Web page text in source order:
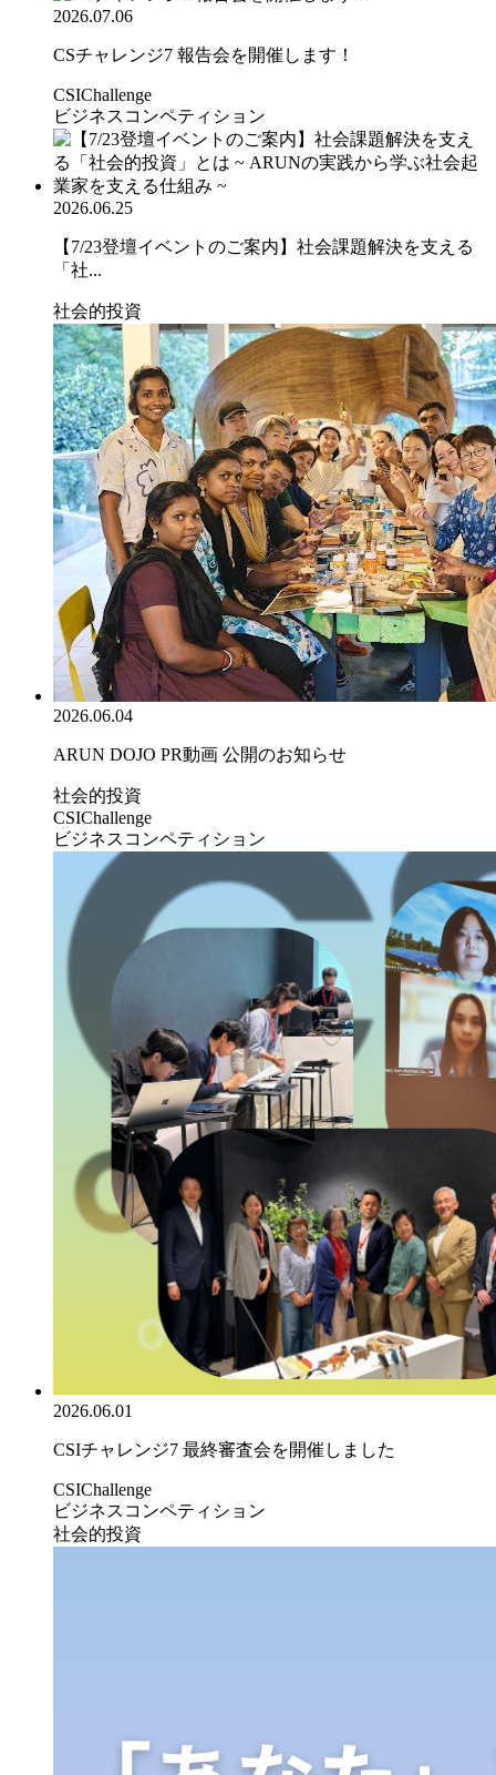
2026.07.06
CSチャレンジ7 報告会を開催します！
CSIChallenge
ビジネスコンペティション
2026.06.25
【7/23登壇イベントのご案内】社会課題解決を支える
「社...
社会的投資
2026.06.04
ARUN DOJO PR動画 公開のお知らせ
社会的投資
CSIChallenge
ビジネスコンペティション
2026.06.01
CSIチャレンジ7 最終審査会を開催しました
CSIChallenge
ビジネスコンペティション
社会的投資